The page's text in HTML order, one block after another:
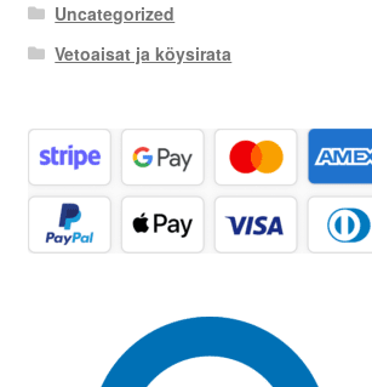
Uncategorized
Vetoaisat ja köysirata